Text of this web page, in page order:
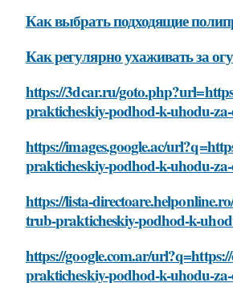
Как выбрать подходящие
Как регулярно ухаживать за
https://3dcar.ru/
prakticheskiy-podhod-k-uhodu-
https://images.google.ac/
prakticheskiy-podhod-k-uhodu-
https://lista-
trub-prakticheskiy-podhod-k-
https://google.com.ar/
prakticheskiy-podhod-k-uhodu-